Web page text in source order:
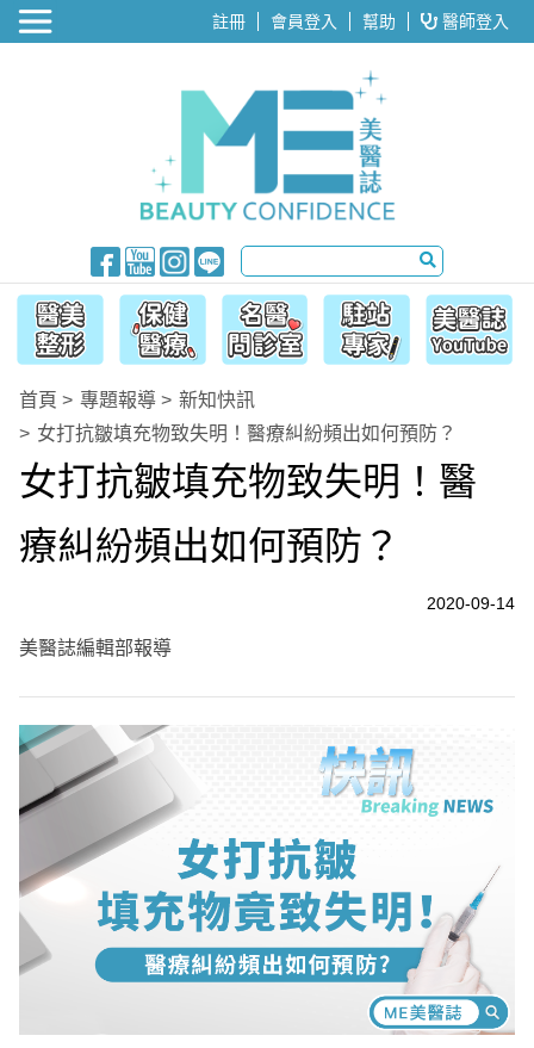
醫美整形 註冊 會員登入 幫助 醫師登入
首頁 專題報導
新知快訊
女打抗皺填充物致失明！醫療糾紛頻出如何預防？
女打抗皺填充物致失明！醫
療糾紛頻出如何預防？
2020-09-14
美醫誌編輯部報導